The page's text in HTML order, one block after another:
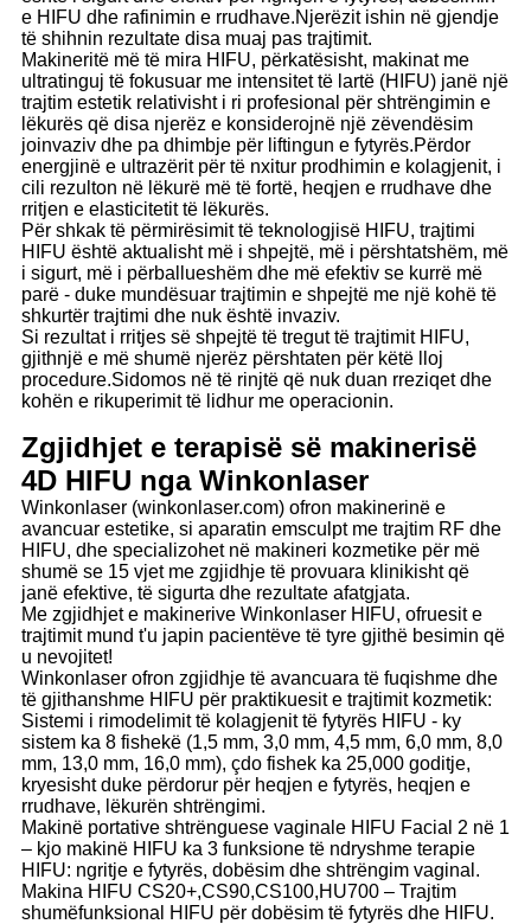
e HIFU dhe rafinimin e rrudhave.Njerëzit ishin në gjendje
të shihnin rezultate disa muaj pas trajtimit.
Makineritë më të mira HIFU, përkatësisht, makinat me
ultratinguj të fokusuar me intensitet të lartë (HIFU) janë një
trajtim estetik relativisht i ri profesional për shtrëngimin e
lëkurës që disa njerëz e konsiderojnë një zëvendësim
joinvaziv dhe pa dhimbje për liftingun e fytyrës.Përdor
energjinë e ultrazërit për të nxitur prodhimin e kolagjenit, i
cili rezulton në lëkurë më të fortë, heqjen e rrudhave dhe
rritjen e elasticitetit të lëkurës.
Për shkak të përmirësimit të teknologjisë HIFU, trajtimi
HIFU është aktualisht më i shpejtë, më i përshtatshëm, më
i sigurt, më i përballueshëm dhe më efektiv se kurrë më
parë - duke mundësuar trajtimin e shpejtë me një kohë të
shkurtër trajtimi dhe nuk është invaziv.
Si rezultat i rritjes së shpejtë të tregut të trajtimit HIFU,
gjithnjë e më shumë njerëz përshtaten për këtë lloj
procedure.Sidomos në të rinjtë që nuk duan rreziqet dhe
kohën e rikuperimit të lidhur me operacionin.
Zgjidhjet e terapisë së makinerisë
4D HIFU nga Winkonlaser
Winkonlaser (winkonlaser.com) ofron makinerinë e
avancuar estetike, si aparatin emsculpt me trajtim RF dhe
HIFU, dhe specializohet në makineri kozmetike për më
shumë se 15 vjet me zgjidhje të provuara klinikisht që
janë efektive, të sigurta dhe rezultate afatgjata.
Me zgjidhjet e makinerive Winkonlaser HIFU, ofruesit e
trajtimit mund t'u japin pacientëve të tyre gjithë besimin që
u nevojitet!
Winkonlaser ofron zgjidhje të avancuara të fuqishme dhe
të gjithanshme HIFU për praktikuesit e trajtimit kozmetik:
Sistemi i rimodelimit të kolagjenit të fytyrës HIFU - ky
sistem ka 8 fishekë (1,5 mm, 3,0 mm, 4,5 mm, 6,0 mm, 8,0
mm, 13,0 mm, 16,0 mm), çdo fishek ka 25,000 goditje,
kryesisht duke përdorur për heqjen e fytyrës, heqjen e
rrudhave, lëkurën shtrëngimi.
Makinë portative shtrënguese vaginale HIFU Facial 2 në 1
– kjo makinë HIFU ka 3 funksione të ndryshme terapie
HIFU: ngritje e fytyrës, dobësim dhe shtrëngim vaginal.
Makina HIFU CS20+,CS90,CS100,HU700 – Trajtim
shumëfunksional HIFU për dobësim të fytyrës dhe HIFU.